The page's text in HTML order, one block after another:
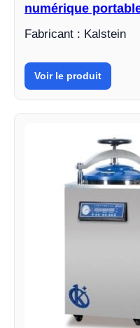
numérique
Fabricant : Kalstein
Voir le produit